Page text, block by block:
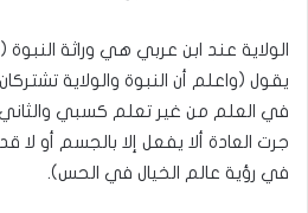
الولاية عند ابن عربي هي وراثة النبوة
يقول (واعلم أن النبوة والولاية
في العلم من غير تعلم كسبي
جرت العادة ألا يفعل إلا بالجسم أو لا
في رؤية عالم الخيال في الحس).